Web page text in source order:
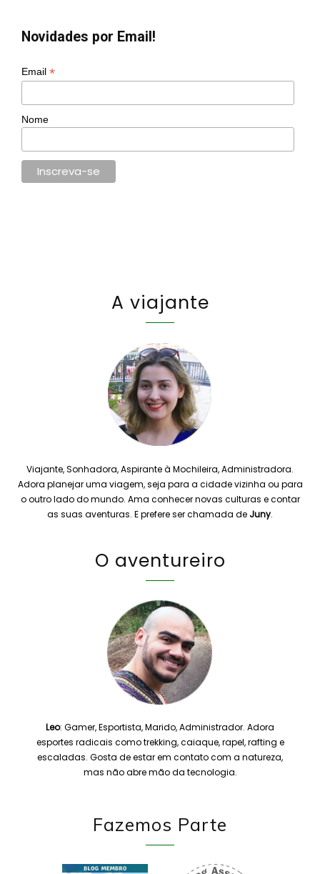
Novidades por Email!
Email *
Nome
A viajante
Viajante, Sonhadora, Aspirante à Mochileira, Administradora.
Adora planejar uma viagem, seja para a cidade vizinha ou para
o outro lado do mundo. Ama conhecer novas culturas e contar
as suas aventuras. E prefere ser chamada de Juny.
O aventureiro
Leo: Gamer, Esportista, Marido, Administrador. Adora
esportes radicais como trekking, caiaque, rapel, rafting e
escaladas. Gosta de estar em contato com a natureza,
mas não abre mão da tecnologia.
Fazemos Parte